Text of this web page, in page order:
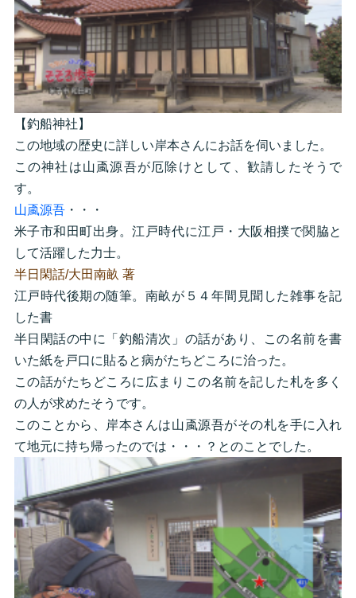
【釣船神社】
この地域の歴史に詳しい岸本さんにお話を伺いました。
この神社は山颪源吾が厄除けとして、歓請したそうで
す。
山颪源吾・・・
米子市和田町出身。江戸時代に江戸・大阪相撲で関脇と
して活躍した力士。
半日閑話/大田南畝 著
江戸時代後期の随筆。南畝が５４年間見聞した雑事を記
した書
半日閑話の中に「釣船清次」の話があり、この名前を書
いた紙を戸口に貼ると病がたちどころに治った。
この話がたちどころに広まりこの名前を記した札を多く
の人が求めたそうです。
このことから、岸本さんは山颪源吾がその札を手に入れ
て地元に持ち帰ったのでは・・・？とのことでした。